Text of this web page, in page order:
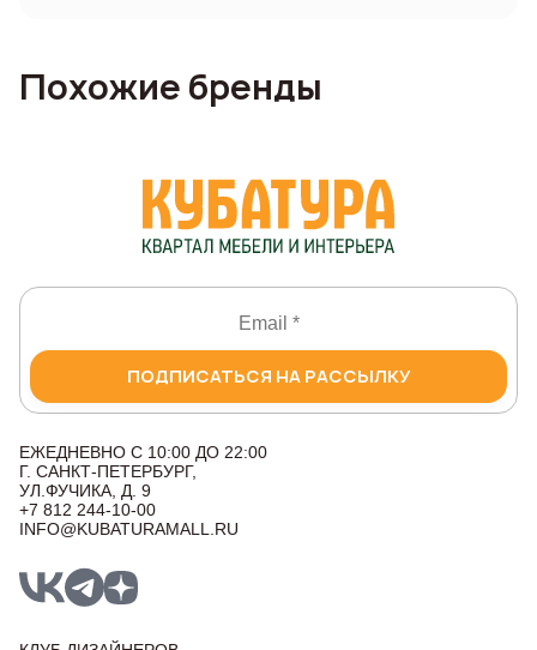
Похожие бренды
ПОДПИСАТЬСЯ НА РАССЫЛКУ
ЕЖЕДНЕВНО С 10:00 ДО 22:00
Г. САНКТ-ПЕТЕРБУРГ,
УЛ.ФУЧИКА, Д. 9
+7 812 244-10-00
INFO@KUBATURAMALL.RU